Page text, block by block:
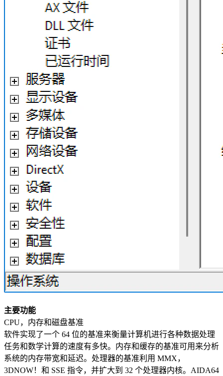
主要功能
CPU，内存和磁盘基准
软件实现了一个 64 位的基准来衡量计算机进行各种数据处理
任务和数学计算的速度有多快。内存和缓存的基准可用来分析
系统的内存带宽和延迟。处理器的基准利用 MMX，
3DNOW！和 SSE 指令，并扩大到 32 个处理器内核。AIDA64